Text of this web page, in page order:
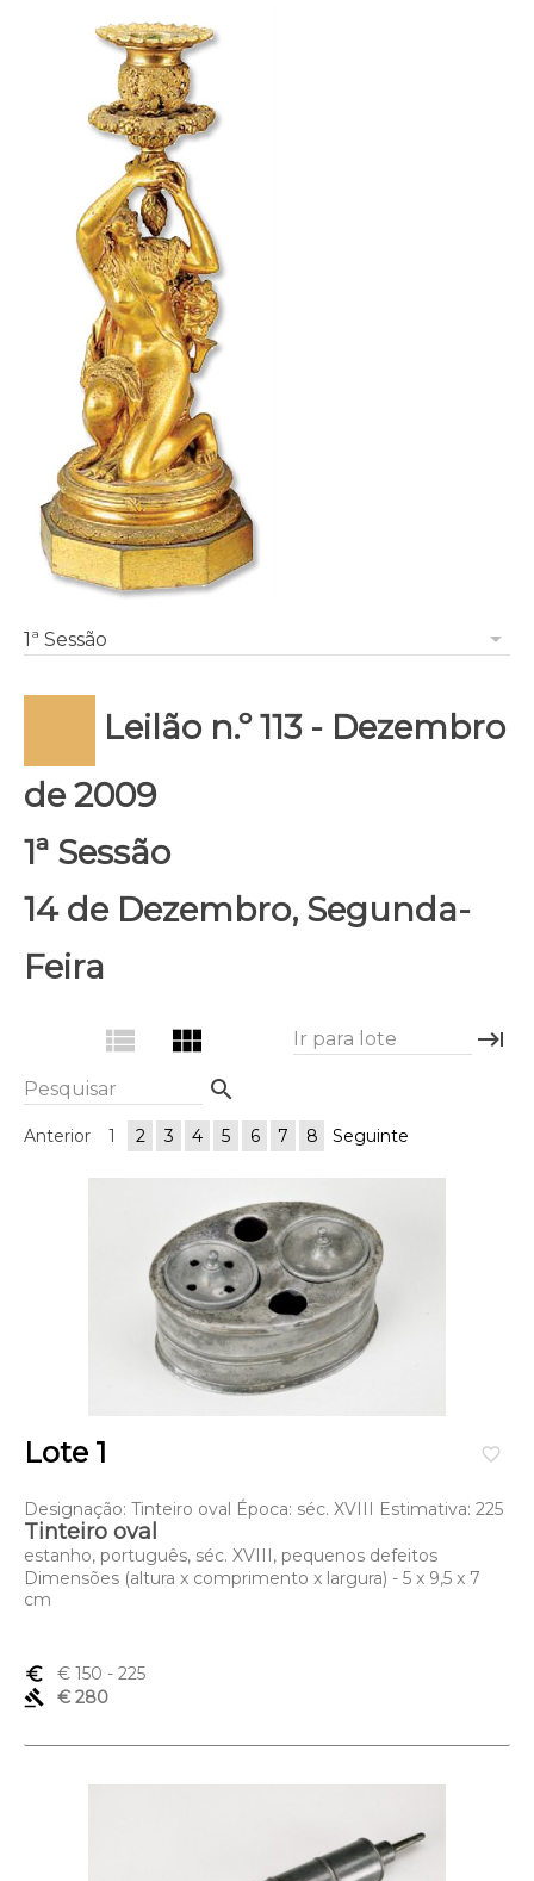
arrow_drop_down
1ª Sessão
Leilão n.º 113 - Dezembro
de 2009
1ª Sessão
14 de Dezembro, Segunda-
Feira
view_list view_module Ir para lote keyboard_tab
Pesquisar search
Anterior 1 2 3 4 5 6 7 8 Seguinte
favorite_border
Lote 1
Designação: Tinteiro oval Época: séc. XVIII Estimativa: 225
Tinteiro oval
estanho, português, séc. XVIII, pequenos defeitos
Dimensões (altura x comprimento x largura) - 5 x 9,5 x 7
cm
euro_symbol € 150 - 225
gavel
€ 280